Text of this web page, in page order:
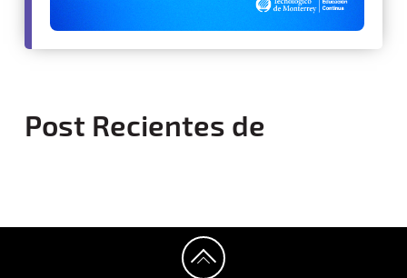
Post Recientes de